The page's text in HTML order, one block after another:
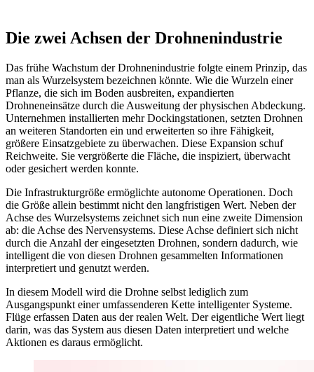
Die zwei Achsen der Drohnenindustrie
Das frühe Wachstum der Drohnenindustrie folgte einem Prinzip, das
man als Wurzelsystem bezeichnen könnte. Wie die Wurzeln einer
Pflanze, die sich im Boden ausbreiten, expandierten
Drohneneinsätze durch die Ausweitung der physischen Abdeckung.
Unternehmen installierten mehr Dockingstationen, setzten Drohnen
an weiteren Standorten ein und erweiterten so ihre Fähigkeit,
größere Einsatzgebiete zu überwachen. Diese Expansion schuf
Reichweite. Sie vergrößerte die Fläche, die inspiziert, überwacht
oder gesichert werden konnte.
Die Infrastrukturgröße ermöglichte autonome Operationen. Doch
die Größe allein bestimmt nicht den langfristigen Wert. Neben der
Achse des Wurzelsystems zeichnet sich nun eine zweite Dimension
ab: die Achse des Nervensystems. Diese Achse definiert sich nicht
durch die Anzahl der eingesetzten Drohnen, sondern dadurch, wie
intelligent die von diesen Drohnen gesammelten Informationen
interpretiert und genutzt werden.
In diesem Modell wird die Drohne selbst lediglich zum
Ausgangspunkt einer umfassenderen Kette intelligenter Systeme.
Flüge erfassen Daten aus der realen Welt. Der eigentliche Wert liegt
darin, was das System aus diesen Daten interpretiert und welche
Aktionen es daraus ermöglicht.